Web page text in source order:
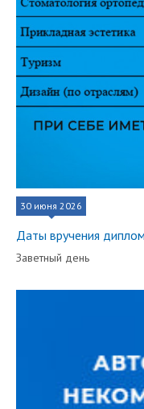
30 июня 2026
Даты вручения
Заветный день